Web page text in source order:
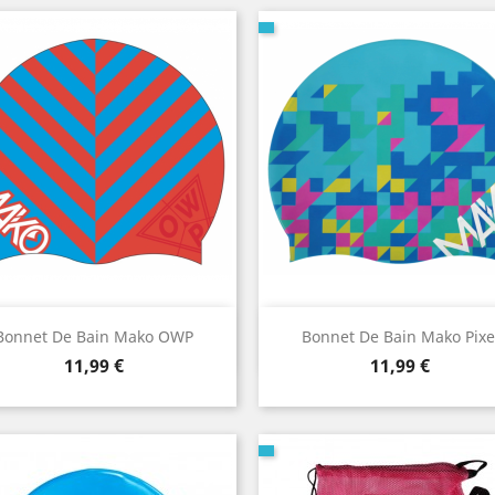
De Bain Mako OWP
Prix
11,99 €
Aperçu rapide Bonnet De Bain Mako
Prix
11,99 €
Aperçu rapide